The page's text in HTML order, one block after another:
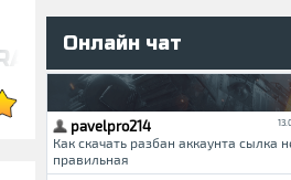
1.6.2
Онлайн чат